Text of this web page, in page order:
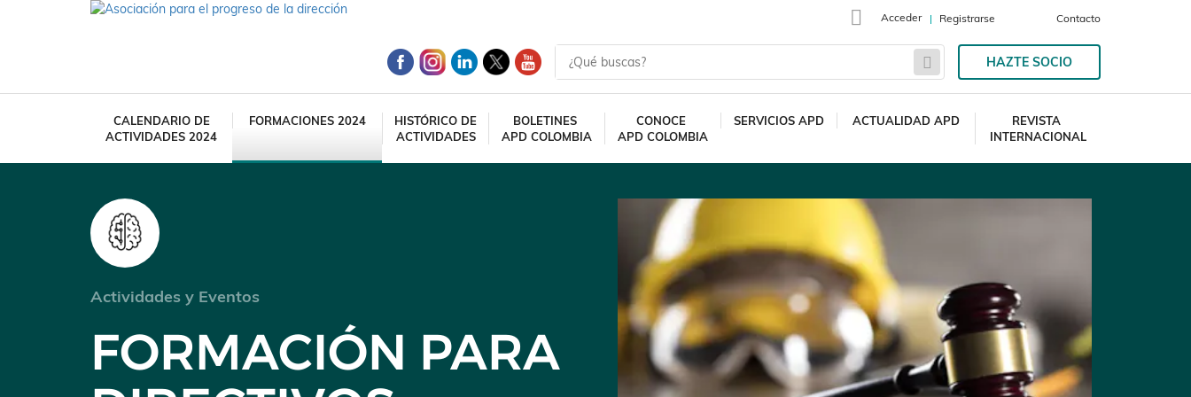
Acceder Registrarse Contacto
HAZTE SOCIO
CALENDARIO DE
ACTIVIDADES 2024
FORMACIONES 2024
HISTÓRICO DE
ACTIVIDADES
BOLETINES
APD COLOMBIA
CONOCE
APD COLOMBIA
SERVICIOS APD ACTUALIDAD APD
REVISTA
INTERNACIONAL
Actividades y Eventos
FORMACIÓN PARA